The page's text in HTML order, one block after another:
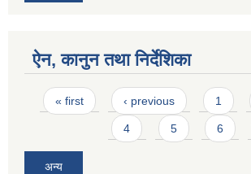
ऐन, कानुन तथा निर्देशिका
Pages
« first ‹ previous 1
4 5 6
अन्य